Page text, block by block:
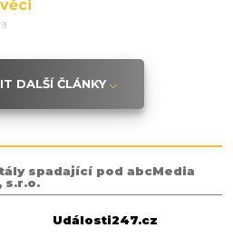
DALŠÍ ČLÁNKY
spadající pod abcMedia
s.r.o.
Události247.cz